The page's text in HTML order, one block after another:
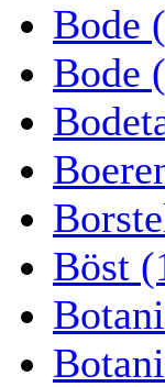
Bode
Bode
Böst